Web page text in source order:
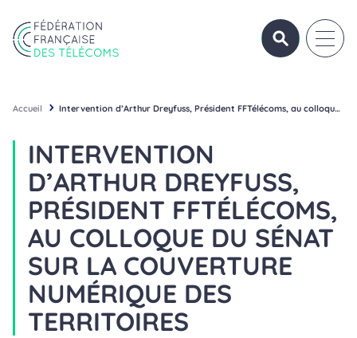
OUVRIR/
Accueil Intervention d’Arthur Dreyfuss, Président FFTélécoms, au colloque du Sénat sur la couverture numérique des territoires
INTERVENTION
D’ARTHUR DREYFUSS,
PRÉSIDENT FFTÉLÉCOMS,
AU COLLOQUE DU SÉNAT
SUR LA COUVERTURE
NUMÉRIQUE DES
TERRITOIRES